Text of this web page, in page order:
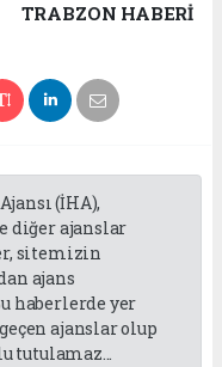
TRABZON HABERİ
(İHA),
diğer ajanslar
sitemizin
ajans
haberlerde yer
ajanslar olup
tutulamaz...